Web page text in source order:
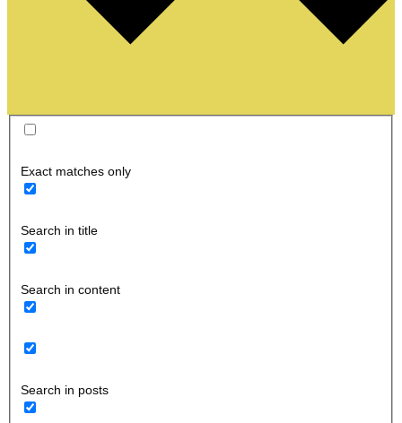
Exact matches only
Search in title
Search in content
Search in posts